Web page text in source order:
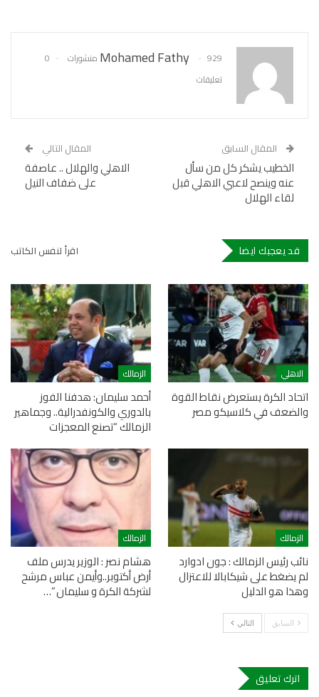
Mohamed Fathy 929 منشورات
0
تعليقات
المقال السابق
الخطيب يشكر كل من سأل
عنه وينصح لاعبي الاهلي قبل
لقاء الهلال
المقال التالي
الاهلي والهلال .. عاصفة
على ضفاف النيل
قد يعجبك ايضا اقرأ لنفس الكاتب
الاهلي
اتحاد الكرة يستعرض نقاط القوة
والضعف في كلاسيكو مصر
الزمالك
أحمد سليمان: هدفنا الفوز
بالدوري والكونفدرالية.. وجماهير
الزمالك “تصنع المعجزات
الزمالك
نائب رئيس الزمالك : جون ادوارد
لم يضغط على شيكابالا للاعتزال
وهذا هو الدليل
الزمالك
هشام نصر : الوزير يدرس ملف
أرض أكتوبر..وأيمن عباس مرشح
لشركة الكرة و سليمان ”…
السابق التالي
اترك تعليق